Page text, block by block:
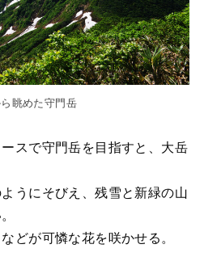
眺めた守門岳
スで守門岳を目指すと、大岳
うにそびえ、残雪と新緑の山
どが可憐な花を咲かせる。